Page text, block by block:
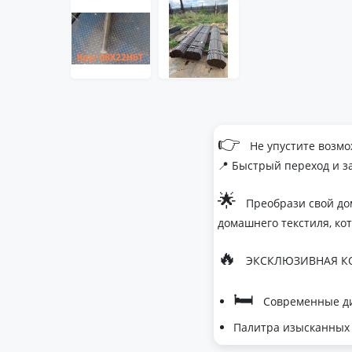
👉
Не упустите
📍 Быстрый переход и
🌟
Преобрази свой
домашнего текстиля,
🔥 ЭКСКЛЮЗИВНАЯ
🛏
Современные
Палитра изысканных